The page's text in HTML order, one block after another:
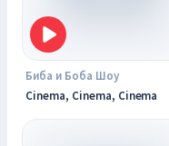
Биба и Боба Шоу
Cinema, Cinema, Cinema